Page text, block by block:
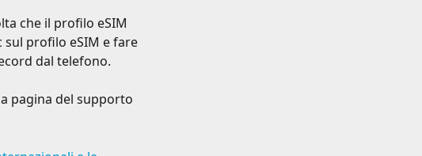
che il profilo eSIM
profilo eSIM e fare
dal telefono.
pagina del supporto